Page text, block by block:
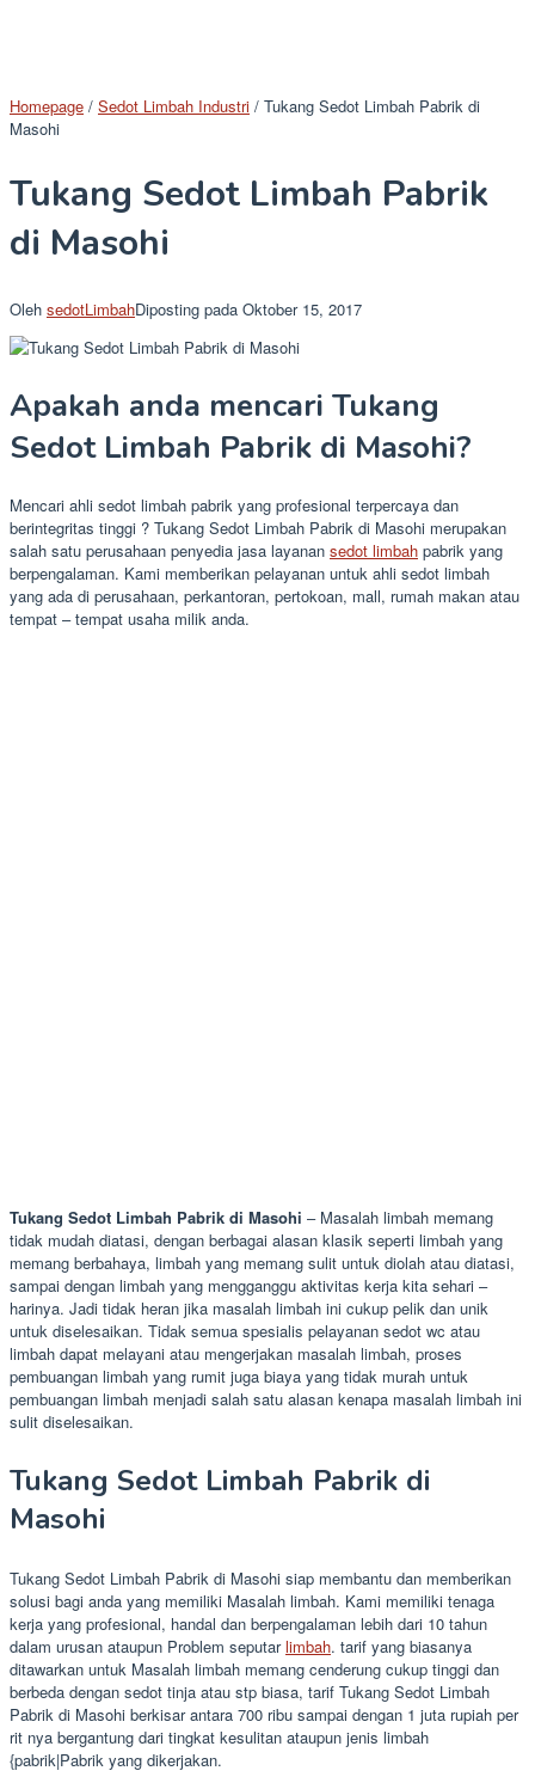
Homepage / Sedot Limbah Industri / Tukang Sedot Limbah Pabrik di
Masohi
Tukang Sedot Limbah Pabrik
di Masohi
Oleh sedotLimbahDiposting pada Oktober 15, 2017
Apakah anda mencari Tukang
Sedot Limbah Pabrik di Masohi?
Mencari ahli sedot limbah pabrik yang profesional terpercaya dan
berintegritas tinggi ? Tukang Sedot Limbah Pabrik di Masohi merupakan
salah satu perusahaan penyedia jasa layanan sedot limbah pabrik yang
berpengalaman. Kami memberikan pelayanan untuk ahli sedot limbah
yang ada di perusahaan, perkantoran, pertokoan, mall, rumah makan atau
tempat – tempat usaha milik anda.
Tukang Sedot Limbah Pabrik di Masohi – Masalah limbah memang
tidak mudah diatasi, dengan berbagai alasan klasik seperti limbah yang
memang berbahaya, limbah yang memang sulit untuk diolah atau diatasi,
sampai dengan limbah yang mengganggu aktivitas kerja kita sehari –
harinya. Jadi tidak heran jika masalah limbah ini cukup pelik dan unik
untuk diselesaikan. Tidak semua spesialis pelayanan sedot wc atau
limbah dapat melayani atau mengerjakan masalah limbah, proses
pembuangan limbah yang rumit juga biaya yang tidak murah untuk
pembuangan limbah menjadi salah satu alasan kenapa masalah limbah ini
sulit diselesaikan.
Tukang Sedot Limbah Pabrik di
Masohi
Tukang Sedot Limbah Pabrik di Masohi siap membantu dan memberikan
solusi bagi anda yang memiliki Masalah limbah. Kami memiliki tenaga
kerja yang profesional, handal dan berpengalaman lebih dari 10 tahun
dalam urusan ataupun Problem seputarlimbah. tarif yang biasanya
ditawarkan untuk Masalah limbah memang cenderung cukup tinggi dan
berbeda dengan sedot tinja atau stp biasa, tarif Tukang Sedot Limbah
Pabrik di Masohi berkisar antara 700 ribu sampai dengan 1 juta rupiah per
rit nya bergantung dari tingkat kesulitan ataupun jenis limbah
{pabrik|Pabrik yang dikerjakan.